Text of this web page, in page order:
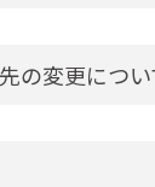
の変更につい